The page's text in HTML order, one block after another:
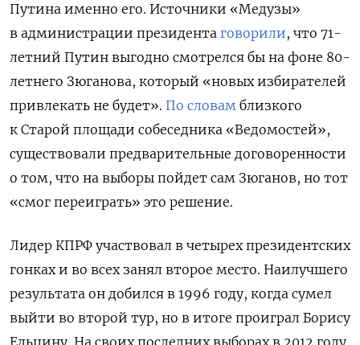
Путина именно его. Источники «Медузы»
в администрации президента говорили, что 71-
летний Путин выгодно смотрелся бы на фоне 80-
летнего Зюганова, который «новых избирателей
привлекать не будет». По словам близкого
к Старой площади собеседника «Ведомостей»,
существовали предварительные договоренности
о том, что на выборы пойдет сам Зюганов, но тот
«смог переиграть» это решение.
Лидер КПРФ участвовал в четырех президентских
гонках и во всех занял второе место. Наилучшего
результата он добился в 1996 году, когда сумел
выйти во второй тур, но в итоге проиграл Борису